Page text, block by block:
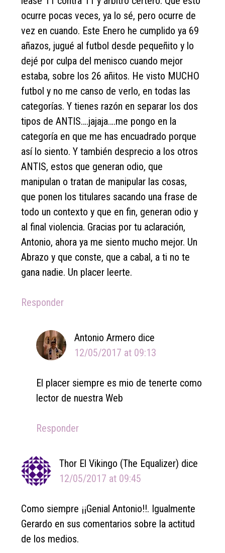
ocurre pocas veces, ya lo sé, pero ocurre de
vez en cuando. Este Enero he cumplido ya 69
añazos, jugué al futbol desde pequeñito y lo
dejé por culpa del menisco cuando mejor
estaba, sobre los 26 añitos. He visto MUCHO
futbol y no me canso de verlo, en todas las
categorías. Y tienes razón en separar los dos
tipos de ANTIS….jajaja….me pongo en la
categoría en que me has encuadrado porque
así lo siento. Y también desprecio a los otros
ANTIS, estos que generan odio, que
manipulan o tratan de manipular las cosas,
que ponen los titulares sacando una frase de
todo un contexto y que en fin, generan odio y
al final violencia. Gracias por tu aclaración,
Antonio, ahora ya me siento mucho mejor. Un
Abrazo y que conste, que a cabal, a ti no te
gana nadie. Un placer leerte.
Responder
Antonio Armero dice
12/05/2017 at 09:13
El placer siempre es mio de tenerte como
lector de nuestra Web
Responder
Thor El Vikingo (The Equalizer) dice
12/05/2017 at 09:45
Como siempre ¡¡Genial Antonio!!. Igualmente
Gerardo en sus comentarios sobre la actitud
de los medios.